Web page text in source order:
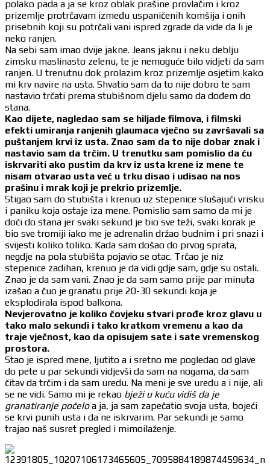
polako pada a ja se kroz oblak prašine provlačim i kroz
prizemlje protrčavam između uspaničenih komšija i onih
prisebnih koji su potrčali vani ispred zgrade da vide da li je
neko ranjen.
Na sebi sam imao dvije jakne. Jeans jaknu i neku deblju
zimsku maslinasto zelenu, te je nemoguće bilo vidjeti da sam
ranjen. U trenutnu dok prolazim kroz prizemlje osjetim kako
mi krv navire na usta. Shvatio sam da to nije dobro te sam
nastavio trčati prema stubišnom djelu samo da dođem do
stana.
Kao dijete, nagledao sam se hiljade filmova, i filmski
efekti umiranja ranjenih glaumaca vječno su završavali sa
puštanjem krvi iz usta. Znao sam da to nije dobar znak i
nastavio sam da trčim. U trenutku sam pomislio da ću
iskrvariti ako pustim da krv iz usta krene iz mene te
nisam otvarao usta već u trku disao i udisao na nos
prašinu i mrak koji je prekrio prizemlje.
Stigao sam do stubišta i krenuo uz stepenice slušajući vrisku
i paniku koja ostaje iza mene. Pomislio sam samo da mi je
doći do stana jer svaki sekund je bio sve teži, svaki korak je
bio sve tromiji iako me je adrenalin držao budnim i pri snazi i
svijesti koliko toliko. Kada sam došao do prvog sprata,
negdje na pola stubišta pojavio se otac. Trčao je niz
stepenice zadihan, krenuo je da vidi gdje sam, gdje su ostali.
Znao je da sam vani. Znao je da sam samo prije par minuta
izašao a čuo je granatu prije 20-30 sekundi koja je
eksplodirala ispod balkona.
Nevjerovatno je koliko čovjeku stvari prođe kroz glavu u
tako malo sekundi i tako kratkom vremenu a kao da
traje vječnost, kao da opisujem sate i sate vremenskog
prostora.
Stao je ispred mene, ljutito a i sretno me pogledao od glave
do pete u par sekundi vidjevši da sam na nogama, da sam
čitav da trčim i da sam uredu. Na meni je sve uredu a i nije, ali
se ne vidi. Samo mi je rekao bježi u kuću vidiš da je
granatiranje počeloa ja, ja sam zapečatio svoja usta, bojeći
se krvi punih usta i da ne iskrvarim. Par sekundi je samo
trajao naš susret pregled i mimoilaženje.